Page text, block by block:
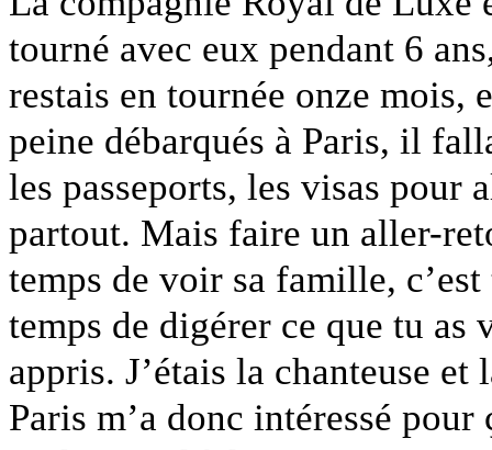
tourné avec eux pendant 6
restais en tournée onze mois,
peine débarqués à Paris, il
les passeports, les visas pour
partout. Mais faire un aller-
temps de voir sa famille,
temps de digérer ce que tu as
appris. J’étais la chanteuse
Paris m’a donc intéressé